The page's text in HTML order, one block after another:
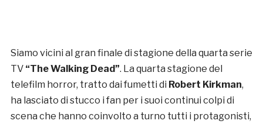
Siamo vicini al gran finale di stagione della quarta serie
TV “The Walking Dead”. La quarta stagione del
telefilm horror, tratto dai fumetti di Robert Kirkman,
ha lasciato di stucco i fan per i suoi continui colpi di
scena che hanno coinvolto a turno tutti i protagonisti,